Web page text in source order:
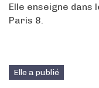
Elle enseigne
Paris 8.
Elle a publié